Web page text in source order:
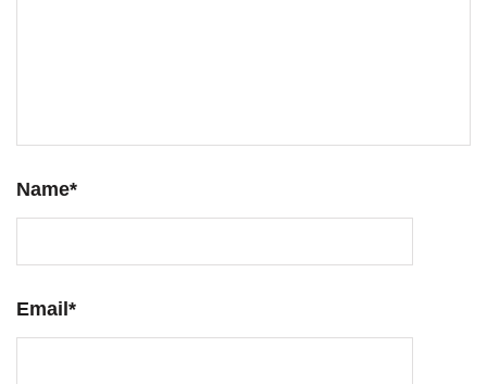
Name*
Email*